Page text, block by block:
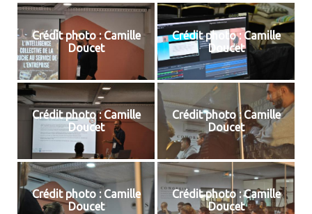
Crédit photo : Camille
Doucet
Crédit photo : Camille
Doucet
Crédit photo : Camille
Doucet
Crédit photo : Camille
Doucet
Crédit photo : Camille
Doucet
Crédit photo : Camille
Doucet